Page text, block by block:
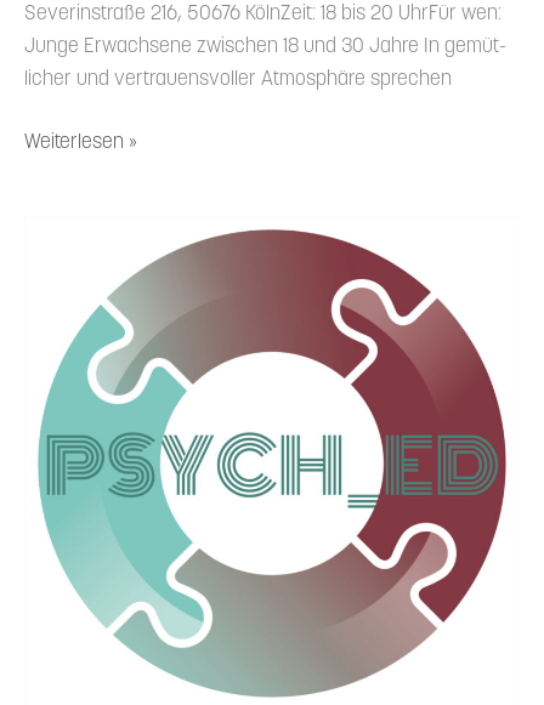
Severin­straße 216, 50676 KölnZeit: 18 bis 20 UhrFür wen:
Junge Erwachsene zwischen 18 und 30 Jahre In gemüt­
licher und vertrau­ens­voller Atmosphäre sprechen
Weiterlesen »
Community-